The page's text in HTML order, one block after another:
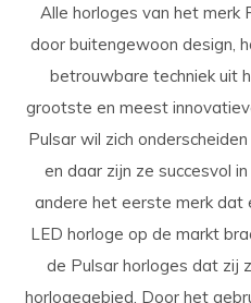
Alle horloges van het merk
door buitengewoon design,
betrouwbare techniek uit
grootste en meest
Pulsar wil zich
en daar zijn ze succesvol
andere het eerste merk dat
LED horloge op de markt
de Pulsar horloges dat zij
horlogegebied. Door het